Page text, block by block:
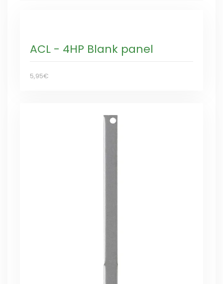
ACL - 4HP Blank panel
5,95€